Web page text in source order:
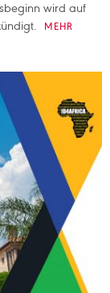
wird auf
MEHR